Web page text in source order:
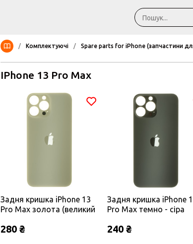
/ Комплектуючі / Spare parts for iPhone (запчастини
IPhone 13 Pro Max
Задня кришка iPhone 13
Pro Max золота (великий
280 ₴
Задня кришка iPhone
Pro Max темно - сіра
під камеру)
240 ₴